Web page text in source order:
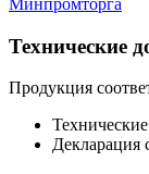
Минпромторга
Технические
Продукция
Декларация